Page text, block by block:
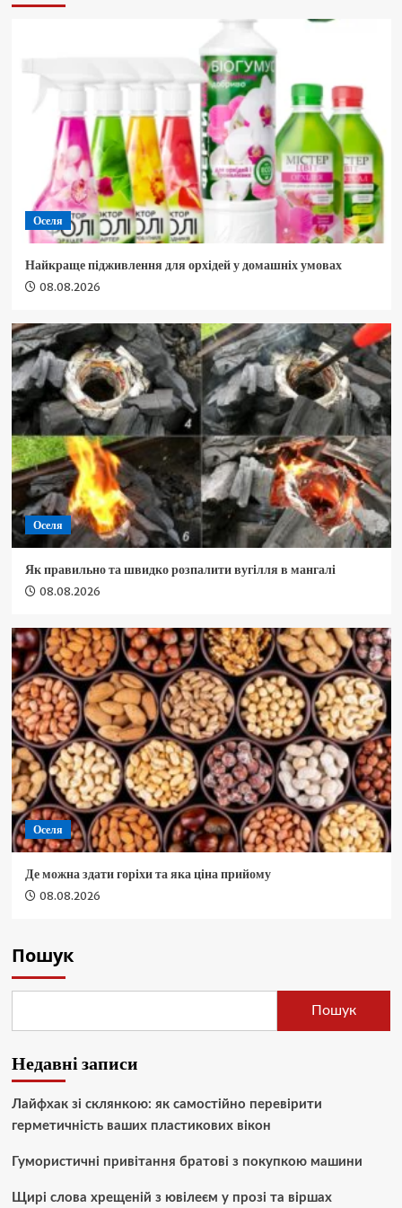
Оселя
Найкраще підживлення для орхідей у домашніх умовах
08.08.2026
Оселя
Як правильно та швидко розпалити вугілля в мангалі
08.08.2026
Оселя
Де можна здати горіхи та яка ціна прийому
08.08.2026
Пошук
Пошук
Недавні записи
Лайфхак зі склянкою: як самостійно перевірити
герметичність ваших пластикових вікон
Гумористичні привітання братові з покупкою машини
Щирі слова хрещеній з ювілеєм у прозі та віршах